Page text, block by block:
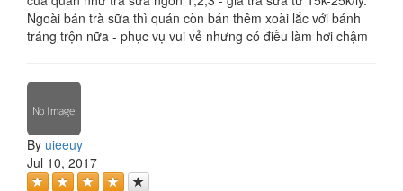
Ngoài bán trà sữa thì quán còn bán thêm xoài lắc với bánh
tráng trộn nữa - phục vụ vui vẻ nhưng có điều làm hơi chậm
By uieeuy
Jul 10, 2017